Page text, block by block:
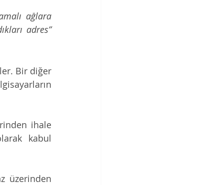
ağlara
adres”
Bir diğer
ihale
kabul
üzerinden